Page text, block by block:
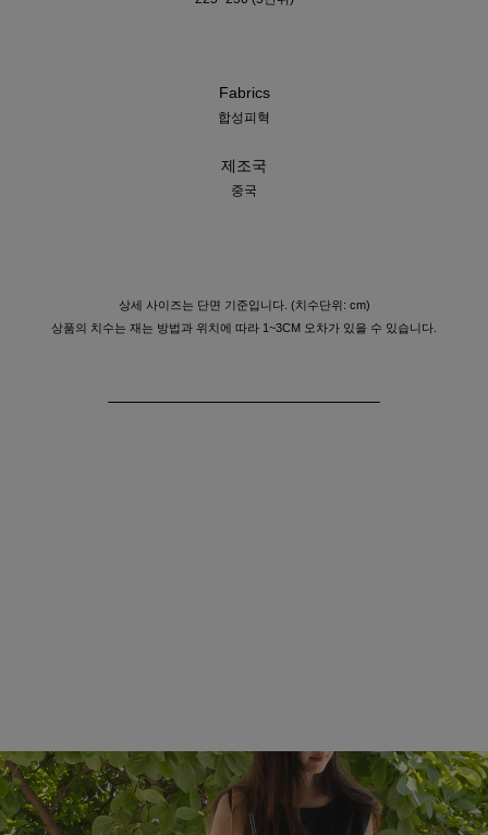
Fabrics
합성피혁
제조국
중국
상세 사이즈는 단면 기준입니다. (치수단위: cm)
상품의 치수는 재는 방법과 위치에 따라 1~3CM 오차가 있을 수 있습니다.